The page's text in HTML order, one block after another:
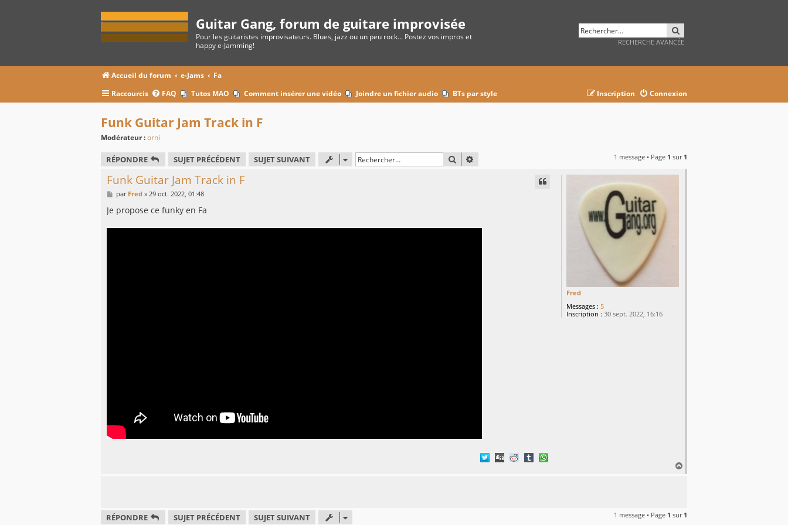
Guitar Gang, forum de guitare improvisée
Pour les guitaristes improvisateurs. Blues, jazz ou un peu rock... Postez vos impros et
happy e-Jamming!
RECHERCHE AVANCÉE
Accueil du forum e-Jams
Fa
Raccourcis
FAQ Tutos MAO Comment insérer une vidéo Joindre un fichier audio BTs par style Connexion
Inscription
Funk Guitar Jam Track in F
Modérateur :orni
RÉPONDRE SUJET PRÉCÉDENT SUJET SUIVANT RECHERCHER 1 message • Page 1 sur 1
Fred
Messages : 5
Inscription : 30 sept. 2022, 16:16
Funk Guitar Jam Track in F
M
e
par Fred » 29 oct. 2022, 01:48
Je propose ce funky en Fa
a
RÉPONDRE SUJET PRÉCÉDENT SUJET SUIVANT 1 message • Page 1 sur 1